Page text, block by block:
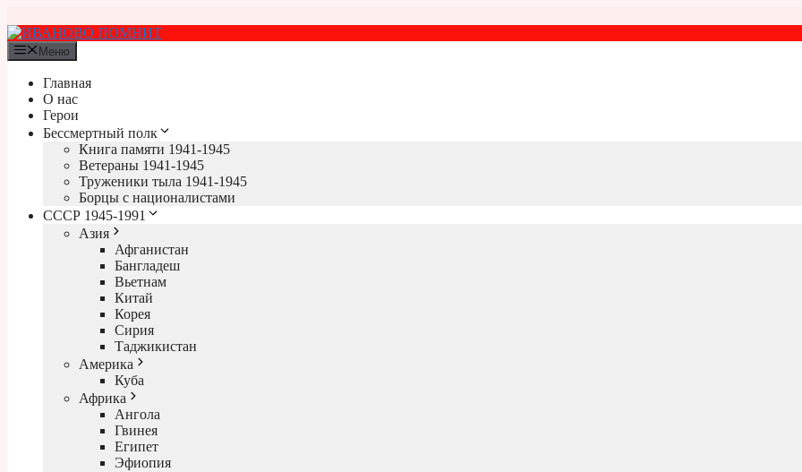
к
содержимому
Меню
Главная
О нас
Герои
Бессмертный полк
Книга памяти 1941-1945
Ветераны 1941-1945
Труженики тыла 1941-1945
Борцы с националистами
СССР 1945-1991
Азия
Афганистан
Бангладеш
Вьетнам
Китай
Корея
Сирия
Таджикистан
Америка
Куба
Африка
Ангола
Гвинея
Египет
Эфиопия